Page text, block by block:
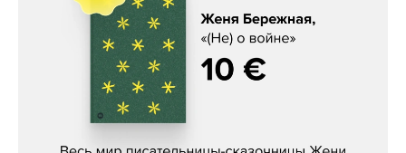
Женя Бережная, «(Не) о войне»